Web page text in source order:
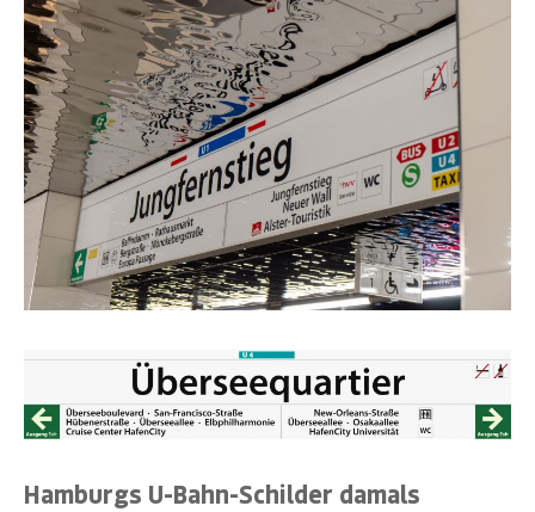
Hamburgs U-Bahn-Schilder damals